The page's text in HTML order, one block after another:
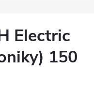
Electric
150